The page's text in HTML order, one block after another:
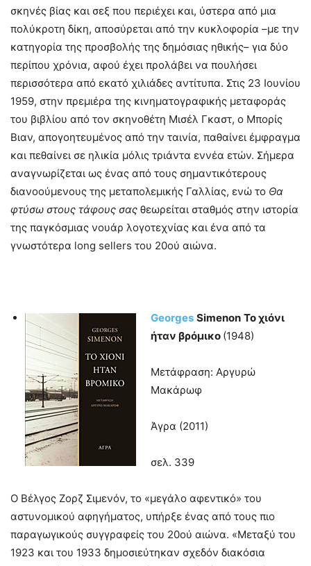
σκηνές βίας και σεξ που περιέχει και, ύστερα από μια
πολύκροτη δίκη, αποσύρεται από την κυκλοφορία –με την
κατηγορία της προσβολής της δημόσιας ηθικής– για δύο
περίπου χρόνια, αφού έχει προλάβει να πουλήσει
περισσότερα από εκατό χιλιάδες αντίτυπα. Στις 23 Ιουνίου
1959, στην πρεμιέρα της κινηματογραφικής μεταφοράς
του βιβλίου από τον σκηνοθέτη Μισέλ Γκαστ, ο Μπορίς
Βιαν, απογοητευμένος από την ταινία, παθαίνει έμφραγμα
και πεθαίνει σε ηλικία μόλις τριάντα εννέα ετών. Σήμερα
αναγνωρίζεται ως ένας από τους σημαντικότερους
διανοούμενους της μεταπολεμικής Γαλλίας, ενώ το Θα
φτύσω στους τάφους σας θεωρείται σταθμός στην ιστορία
της παγκόσμιας νουάρ λογοτεχνίας και ένα από τα
γνωστότερα long sellers του 20ού αιώνα.
Georges Simenon Το χιόνι
ήταν βρόμικο (1948)
Μετάφραση: Αργυρώ
Μακάρωφ
Άγρα (2011)
σελ. 339
Ο Βέλγος Ζορζ Σιμενόν, το «μεγάλο αφεντικό» του
αστυνομικού αφηγήματος, υπήρξε ένας από τους πιο
παραγωγικούς συγγραφείς του 20ού αιώνα. «Μεταξύ του
1923 και του 1933 δημοσιεύτηκαν σχεδόν διακόσια